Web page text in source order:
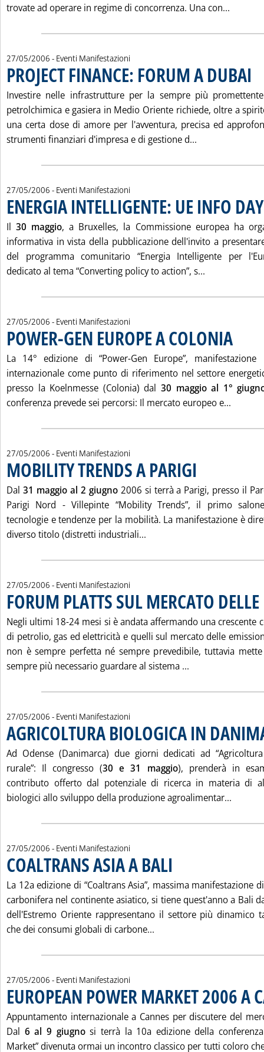
trovate ad operare in regime di concorrenza. Una con...
27/05/2006 - Eventi Manifestazioni
PROJECT FINANCE: FORUM A DUBAI
Investire nelle infrastrutture per la sempre più
petrolchimica e gasiera in Medio Oriente richiede, oltre a
una certa dose di amore per l'avventura, precisa ed
strumenti finanziari d'impresa e di gestione d...
27/05/2006 - Eventi Manifestazioni
ENERGIA INTELLIGENTE: UE INFO DAY
Il30 maggio, a Bruxelles, la Commissione europea ha
informativa in vista della pubblicazione dell'invito a
del programma comunitario “Energia Intelligente per
dedicato al tema “Converting policy to action”, s...
27/05/2006 - Eventi Manifestazioni
POWER-GEN EUROPE A COLONIA
La 14° edizione di “Power-Gen Europe”,
internazionale come punto di riferimento nel settore
presso la Koelnmesse (Colonia) dal 30 maggio al 1°
conferenza prevede sei percorsi: Il mercato europeo e...
27/05/2006 - Eventi Manifestazioni
MOBILITY TRENDS A PARIGI
Dal 31 maggio al 2 giugno2006 si terrà a Parigi, presso il
Parigi Nord - Villepinte “Mobility Trends”, il primo
tecnologie e tendenze per la mobilità. La manifestazione è
diverso titolo (distretti industriali...
27/05/2006 - Eventi Manifestazioni
FORUM PLATTS SUL MERCATO
Negli ultimi 18-24 mesi si è andata affermando una crescente
di petrolio, gas ed elettricità e quelli sul mercato delle
non è sempre perfetta né sempre prevedibile, tuttavia
sempre più necessario guardare al sistema ...
27/05/2006 - Eventi Manifestazioni
AGRICOLTURA BIOLOGICA IN
Ad Odense (Danimarca) due giorni dedicati ad
rurale”: Il congresso (30 e 31 maggio), prenderà in
contributo offerto dal potenziale di ricerca in materia di
biologici allo sviluppo della produzione agroalimentar...
27/05/2006 - Eventi Manifestazioni
COALTRANS ASIA A BALI
La 12a edizione di “Coaltrans Asia”, massima manifestazione
carbonifera nel continente asiatico, si tiene quest'anno a Bali
dell'Estremo Oriente rappresentano il settore più dinamico
che dei consumi globali di carbone...
27/05/2006 - Eventi Manifestazioni
EUROPEAN POWER MARKET 2006 A
Appuntamento internazionale a Cannes per discutere del
Dal 6 al 9 giugnosi terrà la 10a edizione della conferenza
Market” divenuta ormai un incontro classico per tutti coloro